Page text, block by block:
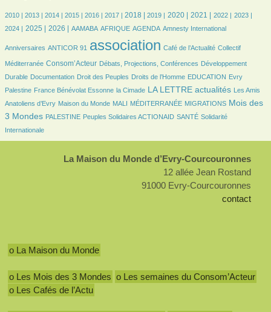
5/2410
2010 |
5/24102013 |
143/2410 2014 |
293/2410 2015 |
345/2410 2016 |
387/2410 2017 |
525/2410 2018 |
515/2410 2019 |
641/2410 2020 |
560/2410 2021 |
476/2410 2022 |
450/2410 2023 |
493/2410
2024 |
530/2410
2025 |
799/2410 2026 |
76/2410 AAMABA
151/2410 AFRIQUE
352/2410 AGENDA
5/2410 Amnesty International
34/2410
Anniversaires ANTICOR 91 association Café de l’Actualité Collectif
Méditerranée
699/2410 Consom’Acteur
116/2410 Débats, Projections, Conférences
126/2410
Développement
Durable
52/2410Documentation
22/2410 Droit des Peuples
136/2410 Droits de l’Homme
36/2410 EDUCATION
5/2410
Evry
Palestine
136/2410France Bénévolat Essonne
42/2410 la Cimade
893/2410 LA LETTRE actualités
20/2410
Les Amis
Anatoliens d’Evry
63/2410 Maison du Monde
31/2410 MALI
6/2410 MÉDITERRANÉE
166/2410 MIGRATIONS
970/2410
Mois des
3 Mondes
70/2410 PALESTINE
83/2410 Peuples Solidaires ACTIONAID
96/2410 SANTÉ
222/2410
Solidarité
Internationale
La Maison du Monde d’Evry-Courcouronnes
12 allée Jean Rostand
91000 Evry-Courcouronnes
contact
o La Maison du Monde
o Les Mois des 3 Mondes o Les semaines du Consom’Acteur
o Les Cafés de l’Actu